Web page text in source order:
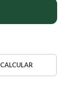
CALCULAR